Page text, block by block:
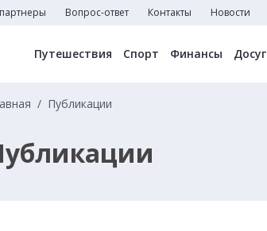
Вопрос-ответ Контакты Новости
Путешествия Спорт Финансы Досуг
Публикации